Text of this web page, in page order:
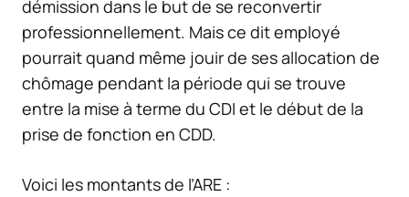
démission dans le but de se reconvertir
professionnellement. Mais ce dit employé
pourrait quand même jouir de ses allocation de
chômage pendant la période qui se trouve
entre la mise à terme du CDI et le début de la
prise de fonction en CDD.
Voici les montants de l’ARE :